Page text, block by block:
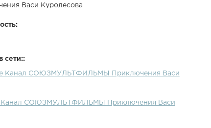
этом мультике больше? Заходи к нам в группу:
Васи Куролесова
сети::
Канал СОЮЗМУЛЬТФИЛЬМЫ Приключения Васи
Канал СОЮЗМУЛЬТФИЛЬМЫ Приключения Васи